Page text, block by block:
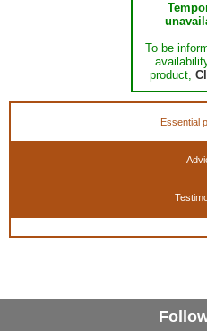
To be
product,
Essential